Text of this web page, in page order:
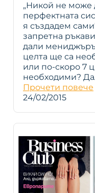
„Никой не може
перфектната
я създадем
запретна
дали
целта ще са
или по-скоро 7
необходими?
Прочети повече
24/02/2015